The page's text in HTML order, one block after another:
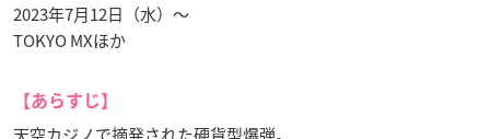
2023年7月12日（水）〜
TOKYO MXほか
【あらすじ】